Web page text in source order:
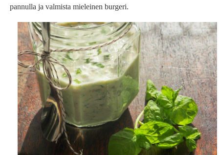
pannulla ja valmista mieleinen burgeri.